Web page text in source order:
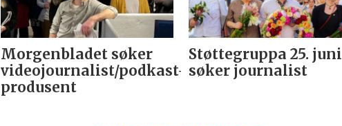
Morgenbladet søker
videojournalist/podkast-
produsent
Støttegruppa 25. juni
søker journalist